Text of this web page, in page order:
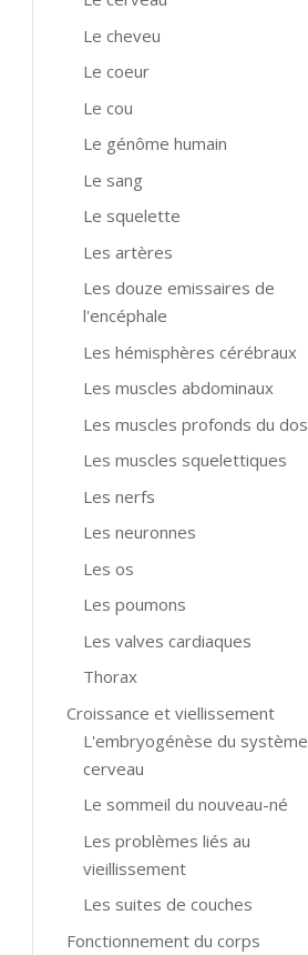
Le cheveu
Le coeur
Le cou
Le génôme humain
Le sang
Le squelette
Les artères
Les douze emissaires de
l'encéphale
Les hémisphères cérébraux
Les muscles abdominaux
Les muscles profonds du dos
Les muscles squelettiques
Les nerfs
Les neuronnes
Les os
Les poumons
Les valves cardiaques
Thorax
Croissance et viellissement
L'embryogénèse du système
cerveau
Le sommeil du nouveau-né
Les problèmes liés au
vieillissement
Les suites de couches
Fonctionnement du corps